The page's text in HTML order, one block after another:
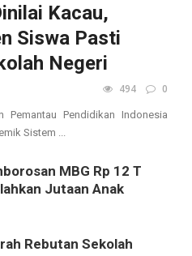
Kacau,
Siswa Pasti
Negeri
494 0
Pemantau Pendidikan Indonesia
Sistem ...
MBG Rp 12 T
Jutaan Anak
Rebutan Sekolah